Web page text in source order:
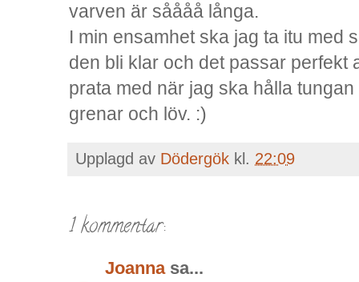
varven är såååå långa.
I min ensamhet ska jag ta itu med
den bli klar och det passar perfekt
prata med när jag ska hålla
grenar och löv. :)
Upplagd av Dödergök kl. 22:09
1 kommentar:
Joannasa...